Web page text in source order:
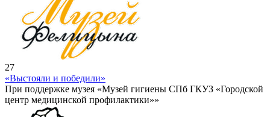
27
«Выстояли и победили»
При поддержке музея «Музей гигиены СПб ГКУЗ «Городской
центр медицинской профилактики»»